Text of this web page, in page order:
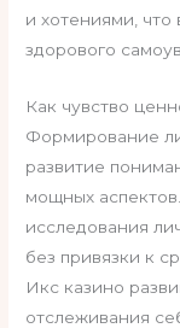
и хотениями,
здорового
Как чувство
Формирование
развитие
мощных
исследования
без привязки к
Икс казино
отслеживания